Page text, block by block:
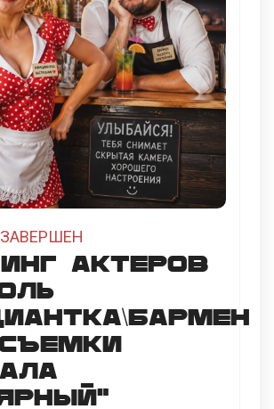
актеров